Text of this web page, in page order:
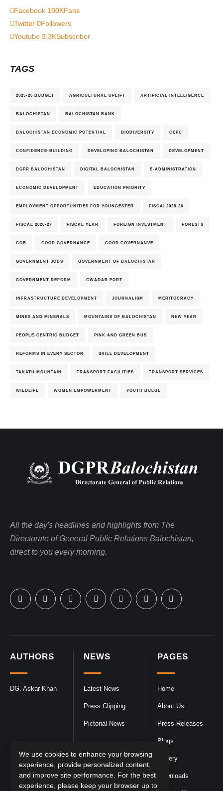
Facebook 100KFans
Twitter 0Followers
Youtube 3.3KSubscriber
TAGS
2025-26 BUDGET AGRICULTURAL UPLIFT ARTIFICIAL INTELLIGENCE
BALOCHISTAN BALOCHISTAN BANK
BALOCHISTAN ECONOMIC POTENTIAL BIODIVERSITY CEPC
CONFIDENCE-BUILDING DEVELOPING BALOCHISTAN DEVELOPMENT
DGPR BALOCHISTAN DIGITAL BALOCHISTAN E-ADMINISTRATION
ECONOMIC DEVELOPMENT EDUCATION PRIORITY
EMPLOYMENT OPPORTUNITIES FOR YOUNGESTER FISCAL2025-26
FISCAL 2026-27 FISCAL YEAR FOREIGN INVESTMENT FORESTS
GOB GOOD GOVERNANCE GOOD GOVERNANVE
GOVERNMENT JOBS GOVERNMENT OF BALOCHISTAN
GOVERNMENT REFORM GWADAR PORT
INFRASTRUCTURE DEVELOPMENT JOURNALISM MERITOCRACY
MINES AND MINERALS MOUNTAINS OF BALOCHISTAN NEW YEAR
PEOPLE-CENTRIC BUDGET PINK AND GREEN BUS
REFORMS IN EVERY SECTOR SKILL DEVELOPMENT
TAKATU MOUNTAIN TRANSPORT FACILITIES TRANSPORT SERVICES
WILDLIFE WOMEN EMPOWERMENT YOUTH BULGE
PAGES
Home
About Us
Press Releases
Blogs
Gallery
Downloads
NEWS
Latest News
Press Clipping
Pictorial News
AUTHORS
DG. Askar Khan
All the day's headlines and highlights from The
Directorate of General Public Relations Balochistan,
direct to you every morning.
We use cookies to enhance your browsing
experience, provide personalized content,
and improve site performance. For the best
experience, please keep your browser up to